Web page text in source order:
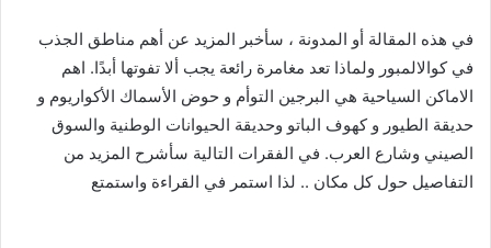
في هذه المقالة أو المدونة ، سأخبر المزيد عن أهم مناطق الجذب
في كوالالمبور ولماذا تعد مغامرة رائعة يجب ألا تفوتها أبدًا. اهم
الاماكن السياحية هي البرجين التوأم و حوض الأسماك الأكواريوم و
حديقة الطيور و كهوف الباتو وحديقة الحيوانات الوطنية والسوق
الصيني وشارع العرب. في الفقرات التالية سأشرح المزيد من
التفاصيل حول كل مكان .. لذا استمر في القراءة واستمتع